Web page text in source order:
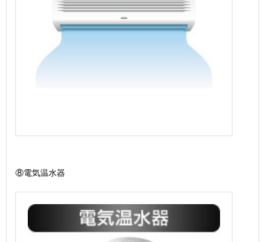
⑧電気温水器